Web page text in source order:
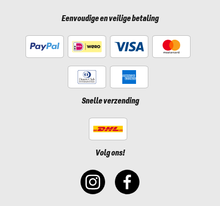
Eenvoudige en veilige betaling
Snelle verzending
Volg ons!